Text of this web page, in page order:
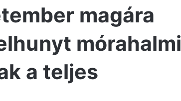
magára
mórahalmi
a teljes